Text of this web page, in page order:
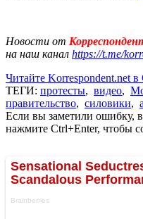
Новости от
на наш канал https://t.me/
Читайте Korrespondent.net
ТЕГИ: протесты, видео,
правительство, силовики,
Если вы заметили ошибку,
нажмите Ctrl+Enter, чтобы